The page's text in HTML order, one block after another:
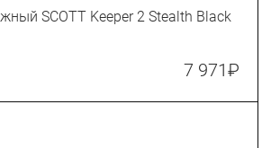
SCOTT Keeper 2 Stealth Black
7 971₽